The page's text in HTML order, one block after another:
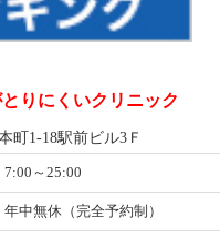
りにくいクリニック
町1-18駅前ビル3Ｆ
7:00～25:00
年中無休（完全予約制）